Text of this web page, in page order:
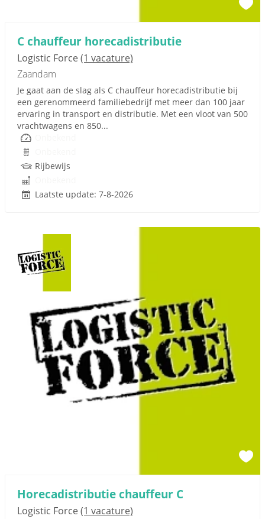
C chauffeur horecadistributie
Logistic Force(1 vacature)
Zaandam
Je gaat aan de slag als C chauffeur horecadistributie bij
een gerenommeerd familiebedrijf met meer dan 100 jaar
ervaring in transport en distributie. Met een vloot van 500
vrachtwagens en 850...
Rijbewijs
Laatste update: 7-8-2026
Horecadistributie chauffeur C
Logistic Force(1 vacature)